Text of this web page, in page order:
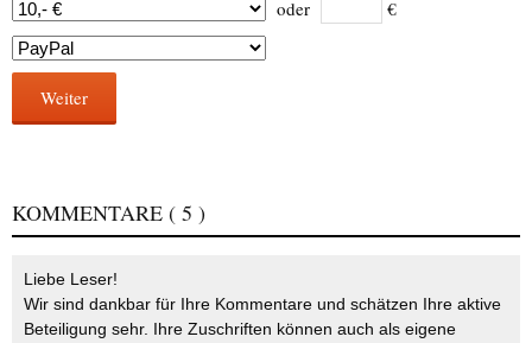
oder €
Weiter
KOMMENTARE ( 5 )
Liebe Leser!
Wir sind dankbar für Ihre Kommentare und schätzen Ihre aktive
Beteiligung sehr. Ihre Zuschriften können auch als eigene